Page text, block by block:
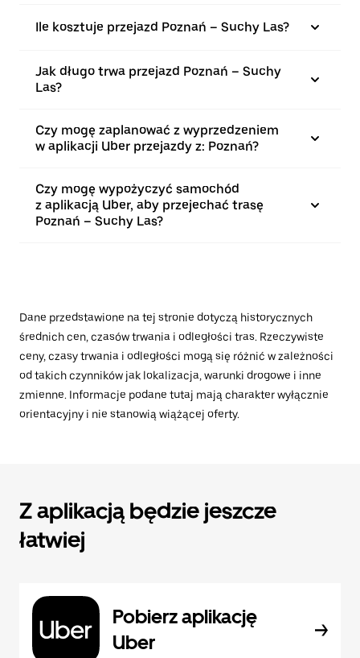
Ile kosztuje przejazd Poznań – Suchy Las?
Jak długo trwa przejazd Poznań – Suchy
Las?
Czy mogę zaplanować z wyprzedzeniem
w aplikacji Uber przejazdy z: Poznań?
Czy mogę wypożyczyć samochód
z aplikacją Uber, aby przejechać trasę
Poznań – Suchy Las?
Dane przedstawione na tej stronie dotyczą historycznych
średnich cen, czasów trwania i odległości tras. Rzeczywiste
ceny, czasy trwania i odległości mogą się różnić w zależności
od takich czynników jak lokalizacja, warunki drogowe i inne
zmienne. Informacje podane tutaj mają charakter wyłącznie
orientacyjny i nie stanowią wiążącej oferty.
Z aplikacją będzie jeszcze
łatwiej
Pobierz aplikację
Uber